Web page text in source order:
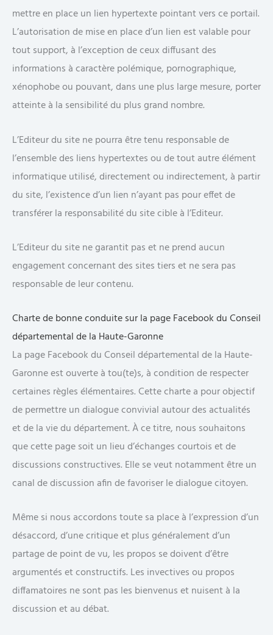
mettre en place un lien hypertexte pointant vers ce portail.
L’autorisation de mise en place d’un lien est valable pour
tout support, à l’exception de ceux diffusant des
informations à caractère polémique, pornographique,
xénophobe ou pouvant, dans une plus large mesure, porter
atteinte à la sensibilité du plus grand nombre.
L’Editeur du site ne pourra être tenu responsable de
l’ensemble des liens hypertextes ou de tout autre élément
informatique utilisé, directement ou indirectement, à partir
du site, l’existence d’un lien n’ayant pas pour effet de
transférer la responsabilité du site cible à l’Editeur.
L’Editeur du site ne garantit pas et ne prend aucun
engagement concernant des sites tiers et ne sera pas
responsable de leur contenu.
Charte de bonne conduite sur la page Facebook du Conseil
départemental de la Haute-Garonne
La page Facebook du Conseil départemental de la Haute-
Garonne est ouverte à tou(te)s, à condition de respecter
certaines règles élémentaires. Cette charte a pour objectif
de permettre un dialogue convivial autour des actualités
et de la vie du département. À ce titre, nous souhaitons
que cette page soit un lieu d’échanges courtois et de
discussions constructives. Elle se veut notamment être un
canal de discussion afin de favoriser le dialogue citoyen.
Même si nous accordons toute sa place à l’expression d’un
désaccord, d’une critique et plus généralement d’un
partage de point de vu, les propos se doivent d’être
argumentés et constructifs. Les invectives ou propos
diffamatoires ne sont pas les bienvenus et nuisent à la
discussion et au débat.